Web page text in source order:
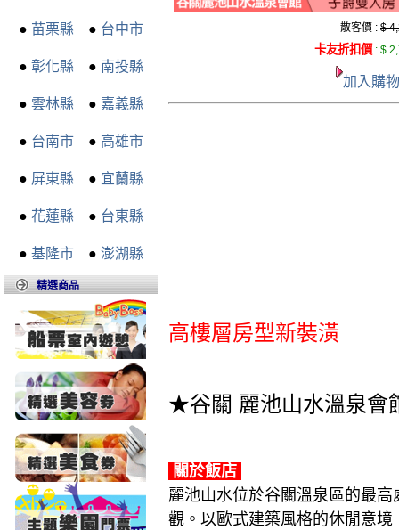
● 苗栗縣 ● 台中市
● 彰化縣 ● 南投縣
● 雲林縣 ● 嘉義縣
● 台南市● 高雄市
● 屏東縣 ● 宜蘭縣
● 花蓮縣 ● 台東縣
● 基隆市● 澎湖縣
精選商品
散客價 : $
卡友折扣價 : $
加入購
高樓層房型新裝潢
★谷關 麗池山水溫泉
關於飯店
麗池山水位於谷關溫泉區的最
觀。以歐式建築風格的休閒意